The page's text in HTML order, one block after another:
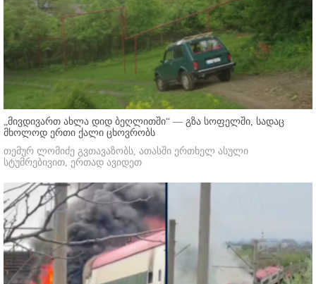
„მივდივართ ახლა დიდ ბეღლითში“ — გზა სოფელში, სადაც
მხოლოდ ერთი ქალი ცხოვრობს
თემურ ლომიძე გვთავაზობს, ათასში ერთხელ ასული
სტუმრებივით, ერთად ავიდეთ